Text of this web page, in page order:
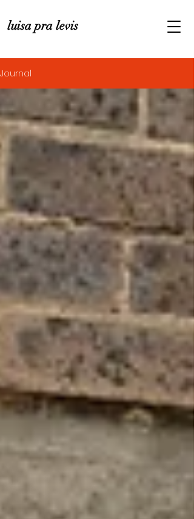
luisa pra levis
Journal